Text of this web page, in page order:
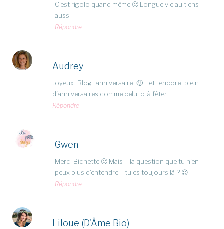
C’est rigolo quand même 🙂 Longue vie au tiens
aussi !
Répondre
Audrey
Joyeux Blog anniversaire 🙂 et encore plein
d’anniversaires comme celui ci à fêter
Répondre
Gwen
Merci Bichette 🙂 Mais – la question que tu n’en
peux plus d’entendre – tu es toujours là ? 😉
Répondre
Liloue (D'Âme Bio)